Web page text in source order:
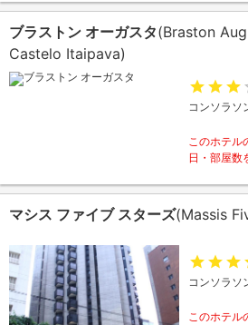
ブラストン オーガスタ(Braston
Castelo Itaipava)
コンソラソ
このホテル
日・部屋数
マシス ファイブ スターズ(Massis
コンソラソ
このホテル